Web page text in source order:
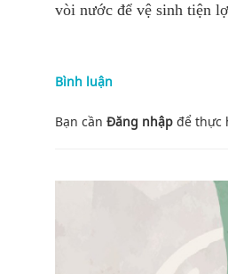
vòi nước để vệ sinh tiện
Bình luận
Bạn cần Đăng nhập để thực